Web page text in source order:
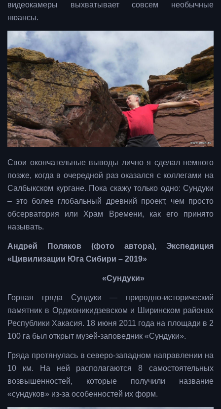
видеокамеры выхватывает совсем необычные
нюансы.
Свои окончательные выводы лично я сделал немного
позже, когда в очередной раз оказался с коллегами на
Салбыкском кургане. Пока скажу только одно: Сундуки
– это более глобальный древний проект, чем просто
обсерватория или Храм Времени, как его принято
называть.
Андрей Поляков (фото автора), Экспедиция
«Цивилизации Юга Сибири – 2019»
«Сундуки»
Горная гряда Сундуки — природно-исторический
памятник в Орджоникидзевском и Ширинском районах
Республики Хакасия. 18 июня 2011 года на площади в 2
100 га был открыт музей-заповедник «Сундуки».
Гряда протянулась в северо-западном направлении на
10 км. На ней располагаются 8 самостоятельных
возвышенностей, которые получили название
«сундуков» из-за особенностей их форм.